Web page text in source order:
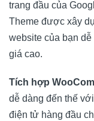
trang đầu của
Theme được xây
website của bạn
giá cao.
Tích hợp
dễ dàng đến thế
điện tử hàng đầu